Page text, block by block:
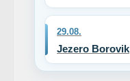
29.08.
Jezero Borovik